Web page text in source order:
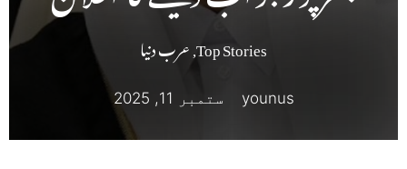
Top Stories
,عرب دنیا
younus ستمبر 11, 2025